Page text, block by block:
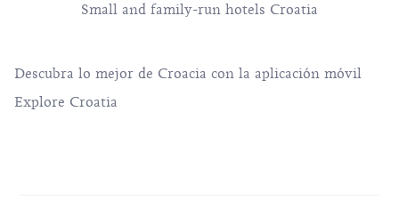
Small and family-run hotels Croatia
Descubra lo mejor de Croacia con la aplicación móvil
Explore Croatia